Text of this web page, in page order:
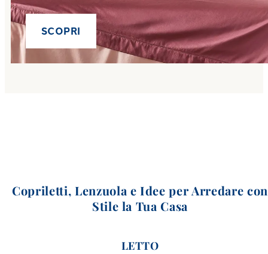
SCOPRI
Copriletti, Lenzuola e Idee per Arredare con
Stile la Tua Casa
LETTO